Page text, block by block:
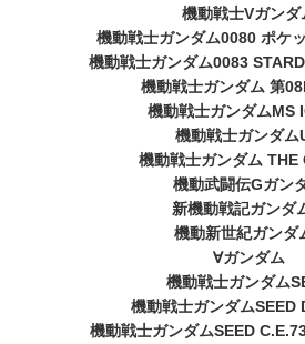
機動戦士Vガンダ
機動戦士ガンダム0080 ポケ
機動戦士ガンダム0083
機動戦士ガンダム 第
機動戦士ガンダムMS
機動戦士ガンダム
機動戦士ガンダム THE
機動武闘伝Gガン
新機動戦記ガンダ
機動新世紀ガンダ
∀ガンダム
機動戦士ガンダム
機動戦士ガンダムSEED
機動戦士ガンダムSEED